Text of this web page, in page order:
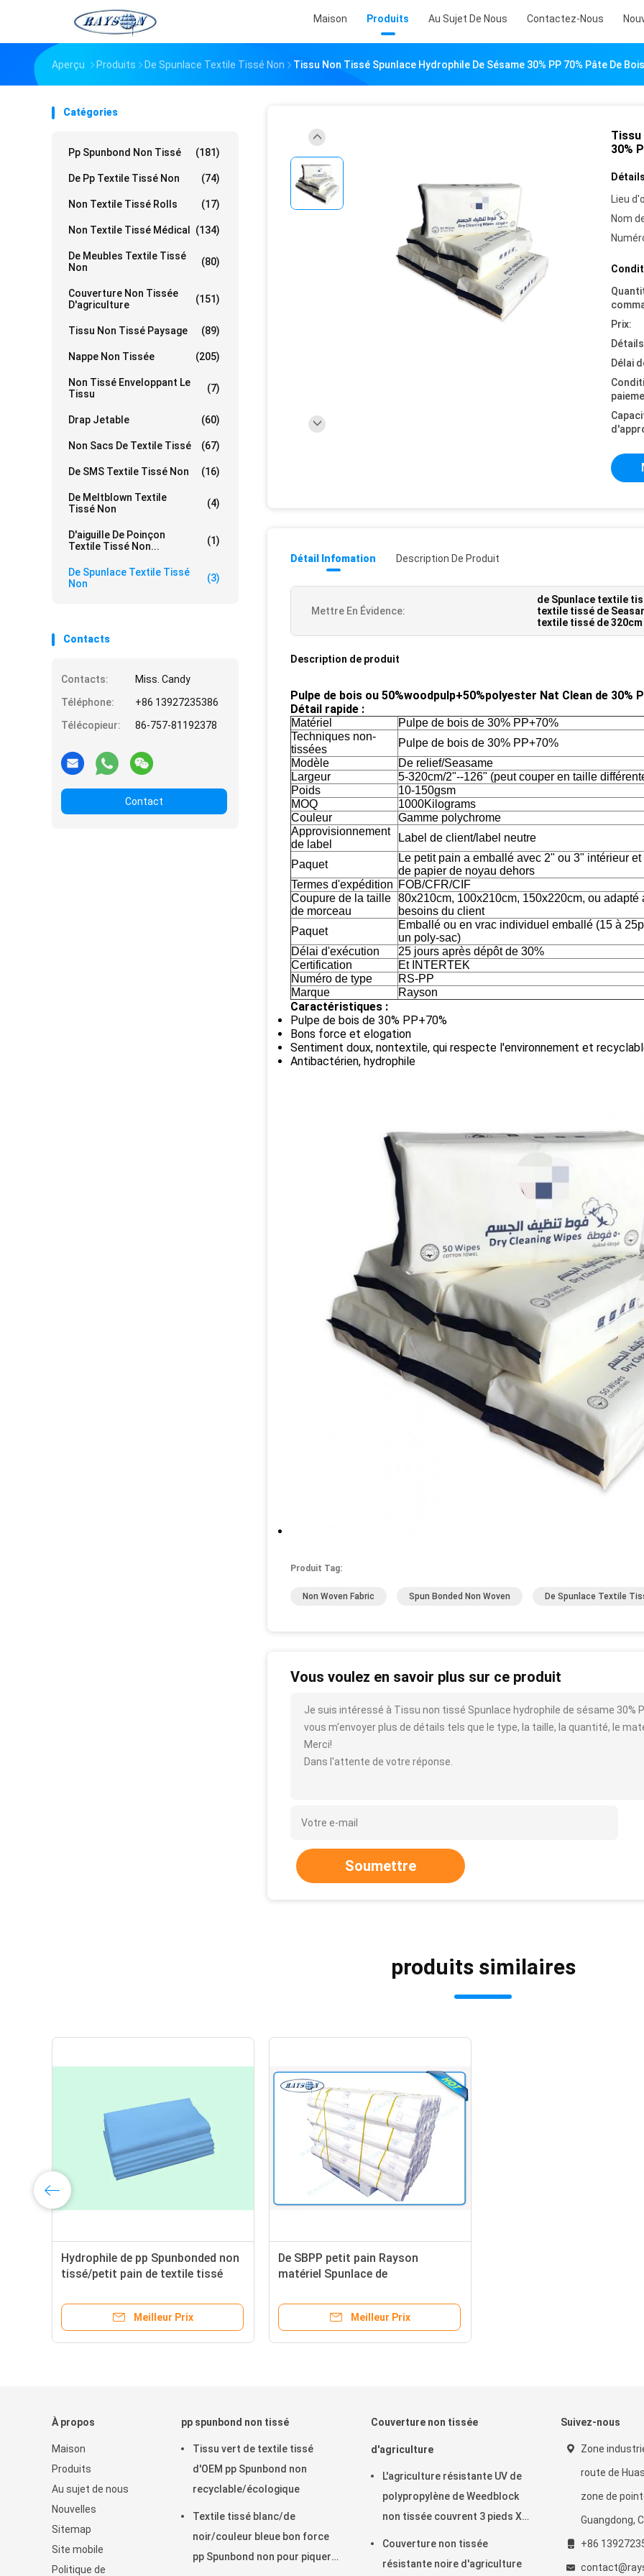
Maison Produits Au Sujet De Nous Contactez-Nous
Aperçu Produits De Spunlace Textile Tissé Non Tissu Non Tissé Spunlace Hydrophile De Sésame 30% PP 70% Pâte De
Catégories
Pp Spunbond Non Tissé (181)
De Pp Textile Tissé Non (74)
Non Textile Tissé Rolls (17)
Non Textile Tissé Médical (134)
De Meubles Textile Tissé
Non
(80)
Couverture Non Tissée
D'agriculture
(151)
Tissu Non Tissé Paysage (89)
Nappe Non Tissée (205)
Non Tissé Enveloppant Le
Tissu
(7)
Drap Jetable (60)
Non Sacs De Textile Tissé (67)
De SMS Textile Tissé Non (16)
De Meltblown Textile
Tissé Non
(4)
D'aiguille De Poinçon
Textile Tissé Non...
(1)
De Spunlace Textile Tissé
Non
(3)
Contacts
Contacts:
Miss. Candy
Téléphone:
+86 13927235386
Télécopieur:
86-757-81192378
Contact
Tissu
30%
Lieu
Nom
Prix:
Délai
Détail Infomation Description De Produit
Mettre En Évidence:
de Spunlace textile
textile tissé de
textile tissé de 320cm
Description de produit
Pulpe de bois ou 50%woodpulp+50%polyester Nat Clean de 30%
Détail rapide :
Matériel
Pulpe de bois de 30% PP+70%
Techniques non-
tissées
Pulpe de bois de 30% PP+70%
Modèle
De relief/Seasame
Largeur
5-320cm/2"--126" (peut couper en taille
Poids
10-150gsm
MOQ
1000Kilograms
Couleur
Gamme polychrome
Approvisionnement
de label
Label de client/label neutre
Paquet
Le petit pain a emballé avec 2" ou 3" intérieur
de papier de noyau dehors
Termes d'expédition FOB/CFR/CIF
Coupure de la taille
de morceau
80x210cm, 100x210cm, 150x220cm, ou adapté
besoins du client
Paquet
Emballé ou en vrac individuel emballé (15 à
un poly-sac)
Délai d'exécution
25 jours après dépôt de 30%
Certification
Et INTERTEK
Numéro de type
RS-PP
Marque
Rayson
Caractéristiques :
Pulpe de bois de 30% PP+70%
Bons force et elogation
Sentiment doux, nontextile, qui respecte l'environnement et
Antibactérien, hydrophile
Produit Tag:
Non Woven Fabric Spun Bonded Non Woven De Spunlace Textile
Vous voulez en savoir plus sur ce produit
Je suis intéressé à Tissu non tissé Spunlace hydrophile de sésame 30%
vous m'envoyer plus de détails tels que le type, la taille, la quantité, le
Merci!
Dans l'attente de votre réponse.
Soumettre
produits similaires
Hydrophile de pp Spunbonded non
tissé/petit pain de textile tissé
Meilleur Prix
De SBPP petit pain Rayson
matériel Spunlace de
non tissé
Meilleur Prix
À propos
Maison
Produits
Au sujet de nous
Nouvelles
Sitemap
Site mobile
Politique de
pp spunbond non tissé
Tissu vert de textile tissé
d'OEM pp Spunbond non
recyclable/écologique
Textile tissé blanc/de
noir/couleur bleue bon force
pp Spunbond non pour piquer
Couverture non tissée
d'agriculture
L'agriculture résistante UV de
polypropylène de Weedblock
non tissée couvrent 3 pieds X
Couverture non tissée
résistante noire d'agriculture
Suivez-nous
Zone
route de
zone de
Guangdong,
+86